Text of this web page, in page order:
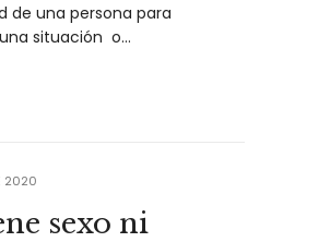
de una persona para
situación o…
2020
sexo ni